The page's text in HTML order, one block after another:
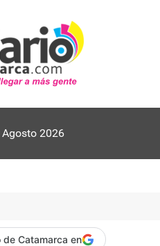
2026
de Catamarca en